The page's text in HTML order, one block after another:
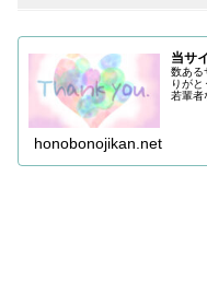
当サ
数ある
りが
若輩者
honobonojikan.net